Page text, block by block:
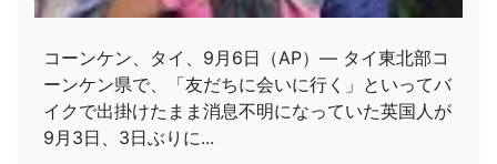
コーンケン、タイ、9月6日（AP）― タイ東北部コ
ーンケン県で、「友だちに会いに行く」といってバ
イクで出掛けたまま消息不明になっていた英国人が
9月3日、3日ぶりに...